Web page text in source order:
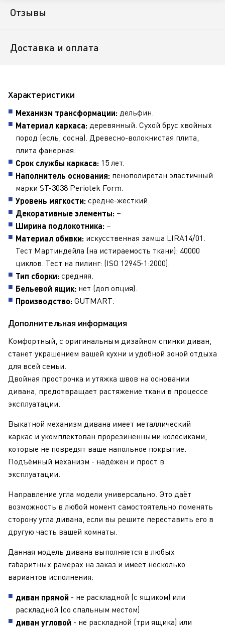
Отзывы
Доставка и оплата
Характеристики
Механизм трансформации: дельфин.
Материал каркаса: деревянный. Сухой брус хвойных
пород (есль, сосна). Древесно-волокнистая плита,
плита фанерная.
Срок службы каркаса: 15 лет.
Наполнитель основания: пенополиретан эластичный
марки ST-3038 Periotek Form.
Уровень мягкости: средне-жесткий.
Декоративные элементы: –
Ширина подлокотника: –
Материал обивки: искусственная замша LIRA14/01.
Тест Мартиндейла (на истираемость ткани): 40000
циклов. Тест на пилинг: (ISO 12945-1:2000).
Тип сборки: средняя.
Бельевой ящик: нет (доп опция).
Производство: GUTMART.
Дополнительная информация
Комфортный, с оригинальным дизайном спинки диван,
станет украшением вашей кухни и удобной зоной отдыха
для всей семьи.
Двойная прострочка и утяжка швов на основании
дивана, предотвращает растяжение ткани в процессе
эксплуатации.
Выкатной механизм дивана имеет металлический
каркас и укомплектован прорезиненными колёсиками,
которые не повредят ваше напольное покрытие.
Подъёмный механизм - надёжен и прост в
эксплуатации.
Направление угла модели универсально. Это даёт
возможность в любой момент самостоятельно поменять
сторону угла дивана, если вы решите переставить его в
другую часть вашей комнаты.
Данная модель дивана выполняется в любых
габаритных рамерах на заказ и имеет несколько
вариантов исполнения:
диван прямой - не раскладной (с ящиком) или
раскладной (со спальным местом)
диван угловой - не раскладной (три ящика) или